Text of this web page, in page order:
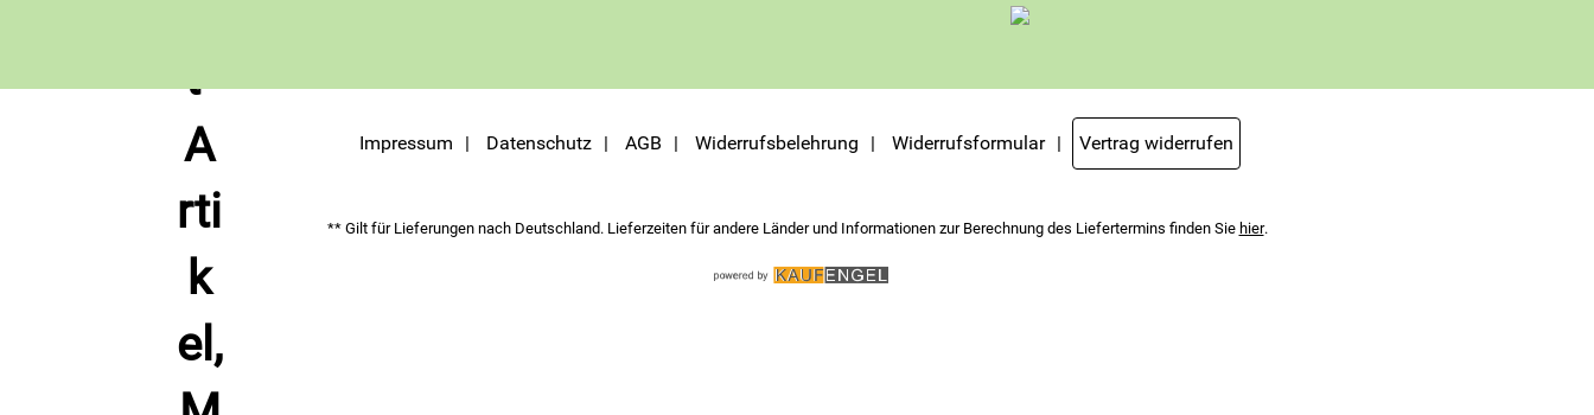
Impressum Datenschutz AGB Widerrufsbelehrung Widerrufsformular Vertrag widerrufen
** Gilt für Lieferungen nach Deutschland. Lieferzeiten für andere Länder und Informationen zur Berechnung des Liefertermins finden Sie hier.